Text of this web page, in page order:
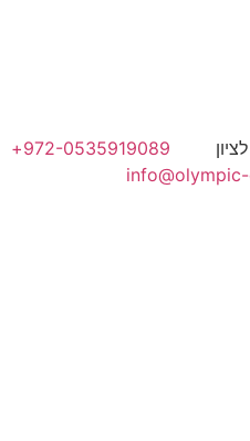
972-0535919089+